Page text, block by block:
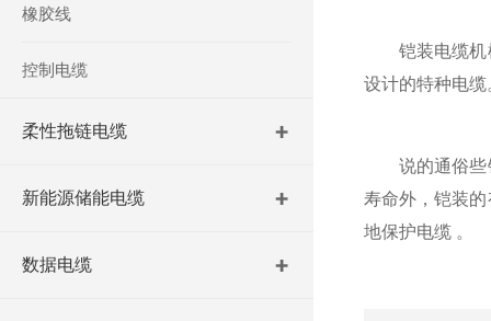
橡胶线
控制电缆
柔性拖链电缆
新能源储能电缆
数据电缆
铠装电缆机械
设计的特种电
说的通俗些铠
寿命外，铠装
地保护电缆 。